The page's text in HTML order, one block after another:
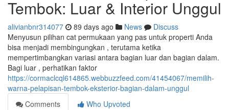
Tembok: Luar & Interior Unggul
alivianbnr314077 89 days ago News
Discuss
Menyusun pilihan cat permukaan yang pas untuk properti Anda
bisa menjadi membingungkan , terutama ketika
mempertimbangkan variasi antara bagian luar dan bagian dalam.
Bagi luar , perhatikan faktor
https://cormaclcql614865.webbuzzfeed.com/41454067/memilih-
warna-pelapisan-tembok-eksterior-bagian-dalam-unggul
Comments
Who Upvoted